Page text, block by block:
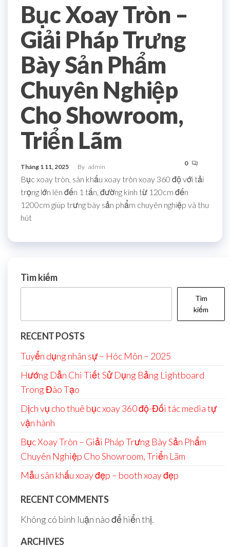
Bục Xoay Tròn –
Giải Pháp Trưng
Bày Sản Phẩm
Chuyên Nghiệp
Cho Showroom,
Triển Lãm
Tháng 1 11, 2025 By admin 0
Bục xoay tròn, sân khấu xoay tròn xoay 360 độ với tải
trọng lớn lên đến 1 tấn, đường kính từ 120cm đến
1200cm giúp trưng bày sản phẩm chuyên nghiệp và thu
hút
Tìm kiếm
Tìm
kiếm
RECENT POSTS
Tuyển dụng nhân sự – Hóc Môn – 2025
Hướng Dẫn Chi Tiết Sử Dụng Bảng Lightboard
Trong Đào Tạo
Dịch vụ cho thuê bục xoay 360 độ-Đối tác media tự
vận hành
Bục Xoay Tròn – Giải Pháp Trưng Bày Sản Phẩm
Chuyên Nghiệp Cho Showroom, Triển Lãm
Mẫu sân khấu xoay đẹp – booth xoay đẹp
RECENT COMMENTS
Không có bình luận nào để hiển thị.
ARCHIVES